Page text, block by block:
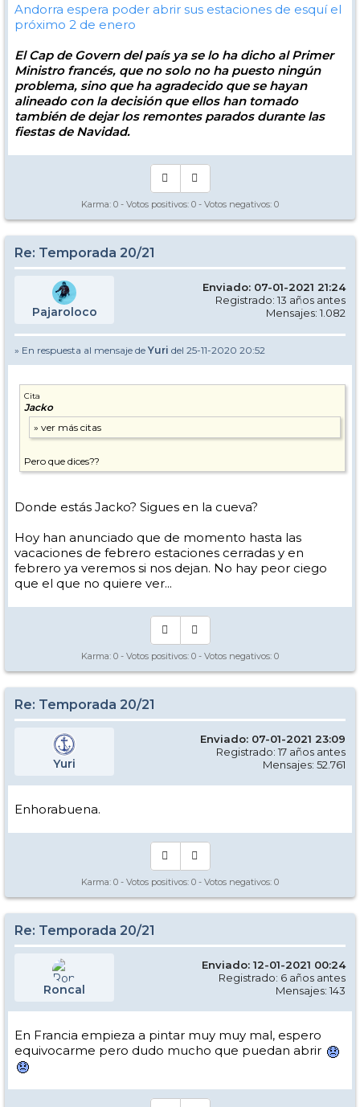
Andorra espera poder abrir sus estaciones de esquí el
próximo 2 de enero
El Cap de Govern del país ya se lo ha dicho al Primer
Ministro francés, que no solo no ha puesto ningún
problema, sino que ha agradecido que se hayan
alineado con la decisión que ellos han tomado
también de dejar los remontes parados durante las
fiestas de Navidad.
Karma: 0 - Votos positivos: 0 - Votos negativos: 0
Re: Temporada 20/21
Pajaroloco
Enviado: 07-01-2021 21:24
Registrado: 13 años antes
Mensajes: 1.082
» En respuesta al mensaje de Yuri del 25-11-2020 20:52
Cita
Jacko
Pero que dices??
Donde estás Jacko? Sigues en la cueva?
Hoy han anunciado que de momento hasta las
vacaciones de febrero estaciones cerradas y en
febrero ya veremos si nos dejan. No hay peor ciego
que el que no quiere ver...
Karma: 0 - Votos positivos: 0 - Votos negativos: 0
Re: Temporada 20/21
Yuri
Enviado: 07-01-2021 23:09
Registrado: 17 años antes
Mensajes: 52.761
Enhorabuena.
Karma: 0 - Votos positivos: 0 - Votos negativos: 0
Re: Temporada 20/21
Roncal
Enviado: 12-01-2021 00:24
Registrado: 6 años antes
Mensajes: 143
En Francia empieza a pintar muy muy mal, espero
equivocarme pero dudo mucho que puedan abrir